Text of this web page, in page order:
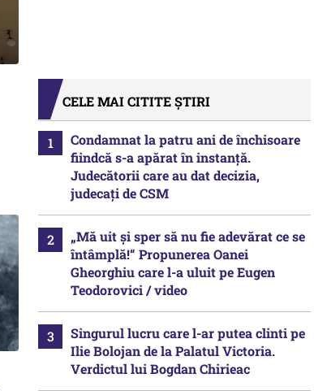
CELE MAI CITITE ȘTIRI
Condamnat la patru ani de închisoare
fiindcă s-a apărat în instanță.
Judecătorii care au dat decizia,
judecați de CSM
„Mă uit și sper să nu fie adevărat ce se
întâmplă!“ Propunerea Oanei
Gheorghiu care l-a uluit pe Eugen
Teodorovici / video
Singurul lucru care l-ar putea clinti pe
Ilie Bolojan de la Palatul Victoria.
Verdictul lui Bogdan Chirieac